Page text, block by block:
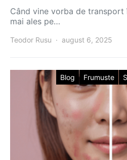
Când vine vorba de transport
mai ales pe…
Teodor Rusu august 6, 2025
Blog Frumuste